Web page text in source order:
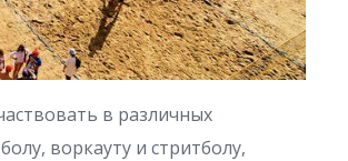
в различных
воркауту и стритболу,